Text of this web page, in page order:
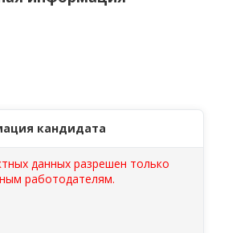
кандидата
данных разрешен только
работодателям.